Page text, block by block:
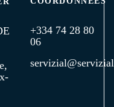
+334 74 28 80
06